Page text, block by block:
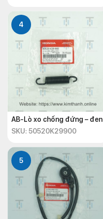
4
AB-Lò xo chống đứng – đen
SKU: 50520K29900
5